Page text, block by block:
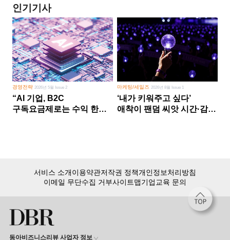
인기기사
경영전략 2026년 5월 Issue 2
“AI 기업, B2C
구독요금제로는 수익 한계
마케팅/세일즈 2026년 8월 Issue 1
‘내가 키워주고 싶다’
애착이 팬덤 씨앗 시간·감정
서비스 소개이용약관저작권 정책개인정보처리방침
이메일 무단수집 거부사이트맵기업교육 문의
동아비즈니스리뷰 사업자 정보